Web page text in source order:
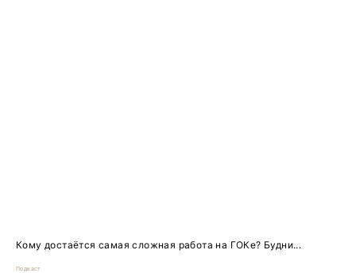
Кому достаётся самая сложная работа на ГОКе? Будни...
Подкаст